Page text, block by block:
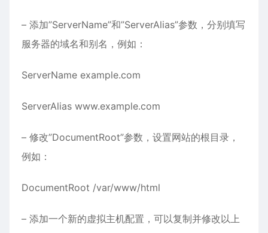
– 添加”ServerName”和”ServerAlias”参数，分别填写
服务器的域名和别名，例如：
ServerName example.com
ServerAlias www.example.com
– 修改”DocumentRoot”参数，设置网站的根目录，
例如：
DocumentRoot /var/www/html
– 添加一个新的虚拟主机配置，可以复制并修改以上